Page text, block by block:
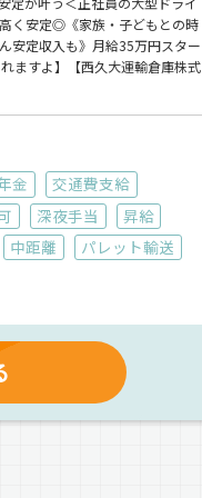
く安定◎《家族・子どもとの時
安定収入も》月給35万円スター
ますよ】【西久大運輸倉庫株式
金
交通費支給
深夜手当
昇給
中距離
パレット輸送